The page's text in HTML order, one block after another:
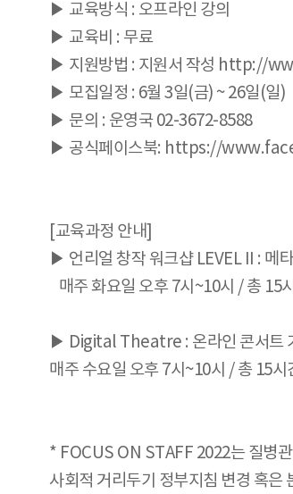
▶ 교육방식 : 오프라인 강의
▶ 교육비 : 무료
▶ 지원방법 : 지원서 작성 http://
▶ 모집일정 : 6월 3일(금) ~ 26일(일)
▶ 문의 : 운영국 02-3672-8588
▶ 공식페이스북: https://
[교육과정 안내]
▶ 언리얼 창작 워크샵 LEVEL II : 메
매주 화요일 오후 7시~10시 / 총 15
▶ Digital Theatre : 온라인 콘서트
매주 수요일 오후 7시~10시 / 총 15시
* FOCUS ON STAFF 2022는 질병
사회적 거리두기 정부지침 변경 혹은